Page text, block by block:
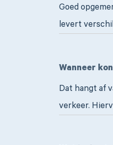
Goed
levert
Wanneer
Dat hangt af
verkeer.